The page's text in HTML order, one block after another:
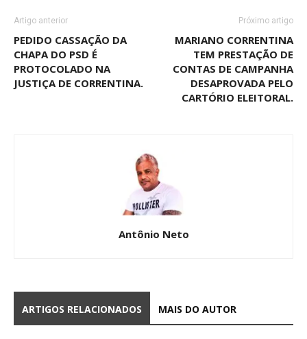
Artigo anterior
PEDIDO CASSAÇÃO DA
CHAPA DO PSD É
PROTOCOLADO NA
JUSTIÇA DE CORRENTINA.
Próximo artigo
MARIANO CORRENTINA
TEM PRESTAÇÃO DE
CONTAS DE CAMPANHA
DESAPROVADA PELO
CARTÓRIO ELEITORAL.
Antônio Neto
ARTIGOS RELACIONADOS MAIS DO AUTOR